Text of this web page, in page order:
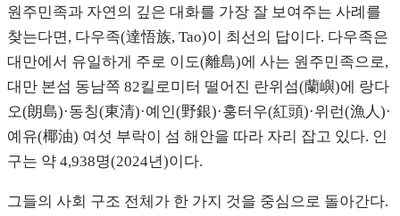
원주민족과 자연의 깊은 대화를 가장 잘 보여주는 사례를
찾는다면, 다우족(達悟族, Tao)이 최선의 답이다. 다우족은
대만에서 유일하게 주로 이도(離島)에 사는 원주민족으로,
대만 본섬 동남쪽 82킬로미터 떨어진 란위섬(蘭嶼)에 랑다
오(朗島)·동칭(東清)·예인(野銀)·훙터우(紅頭)·위런(漁人)·
예유(椰油) 여섯 부락이 섬 해안을 따라 자리 잡고 있다. 인
구는 약 4,938명(2024년)이다.
그들의 사회 구조 전체가 한 가지 것을 중심으로 돌아간다.